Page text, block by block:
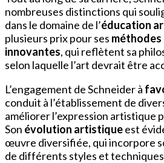
nombreuses distinctions qui
dans le domaine de l’éducation
plusieurs prix pour ses méthodes
innovantes, qui reflètent sa
selon laquelle l’art devrait être
L’engagement de Schneider à
conduit à l’établissement de
améliorer l’expression artistique
Son évolution artistiqueest
œuvre diversifiée, qui incorpore
de différents styles et